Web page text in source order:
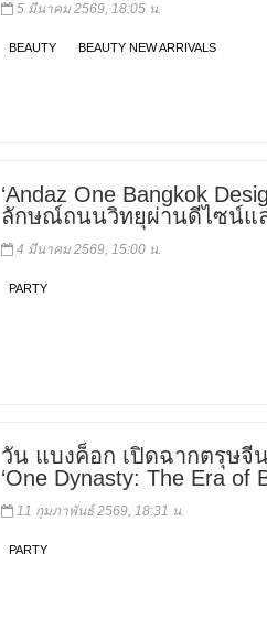
5 มีนาคม 2569, 18:05 น.
BEAUTY BEAUTY NEW ARRIVALS
‘Andaz One Bangkok
ลักษณ์ถนนวิทยุผ่านดีไซน์แ
4 มีนาคม 2569, 15:00 น.
PARTY
วัน แบงค็อก เปิดฉากตรุษจี
‘One Dynasty: The Era of
11 กุมภาพันธ์ 2569, 18:31 น.
PARTY